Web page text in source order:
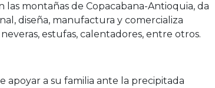
montañas de Copacabana-Antioquia, da
diseña, manufactura y comercializa
estufas, calentadores, entre otros.
apoyar a su familia ante la precipitada